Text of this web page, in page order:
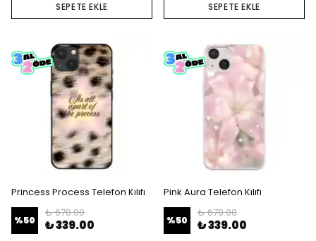
SEPETE EKLE SEPETE EKLE
Princess Process Telefon Kılıfı
%50
₺ 678.00
₺ 339.00
Pink Aura Telefon Kılıfı
%50
₺ 678.00
₺ 339.00